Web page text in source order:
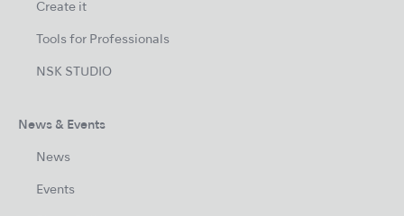
Create it
Tools for Professionals
NSK STUDIO
News & Events
News
Events